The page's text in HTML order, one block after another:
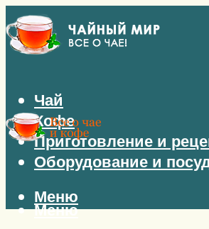
Чай
Кофе
Приготовление и
Оборудование и
Меню
Меню